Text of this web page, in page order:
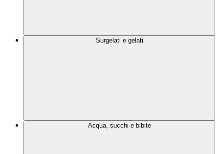
Surgelati e gelati
Acqua, succhi e bibite